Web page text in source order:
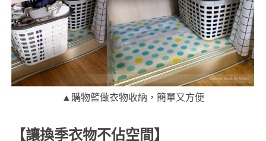
▲購物籃做衣物收納，簡單又方便
【讓換季衣物不佔空間】